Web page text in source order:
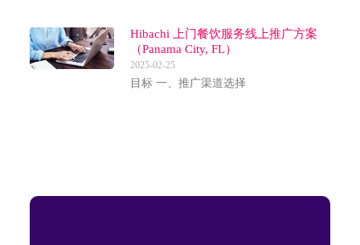
Hibachi 上门餐饮服务线上推广方案
（Panama City, FL）
2025-02-25
目标 一、推广渠道选择